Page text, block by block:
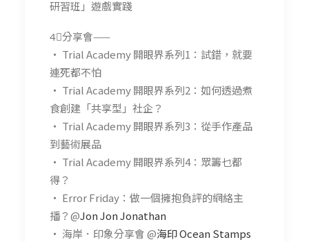
研習班」遊戲實踐
4⃣分享會——
・ Trial Academy 開眼界系列1：試錯，就要
連死都不怕
・ Trial Academy 開眼界系列2：如何透過煮
食創建「共享型」社企？
・ Trial Academy 開眼界系列3：從手作產品
到藝術展品
・ Trial Academy 開眼界系列4：眾籌乜都
得？
・ Error Friday：做一個擁抱負評的網絡主
播？@Jon Jon Jonathan
・ 海岸．印象分享會 @海印 Ocean Stamps